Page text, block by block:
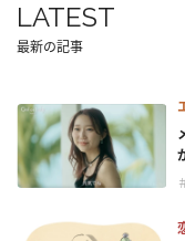
LATEST
最新の記事